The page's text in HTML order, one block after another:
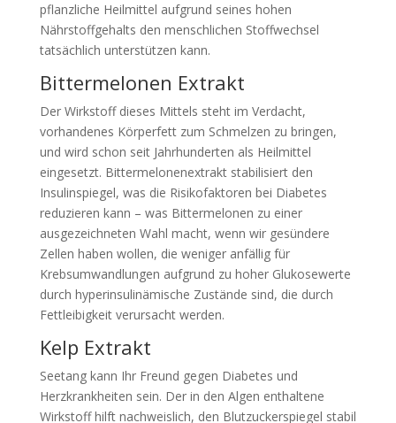
pflanzliche Heilmittel aufgrund seines hohen
Nährstoffgehalts den menschlichen Stoffwechsel
tatsächlich unterstützen kann.
Bittermelonen Extrakt
Der Wirkstoff dieses Mittels steht im Verdacht,
vorhandenes Körperfett zum Schmelzen zu bringen,
und wird schon seit Jahrhunderten als Heilmittel
eingesetzt. Bittermelonenextrakt stabilisiert den
Insulinspiegel, was die Risikofaktoren bei Diabetes
reduzieren kann – was Bittermelonen zu einer
ausgezeichneten Wahl macht, wenn wir gesündere
Zellen haben wollen, die weniger anfällig für
Krebsumwandlungen aufgrund zu hoher Glukosewerte
durch hyperinsulinämische Zustände sind, die durch
Fettleibigkeit verursacht werden.
Kelp Extrakt
Seetang kann Ihr Freund gegen Diabetes und
Herzkrankheiten sein. Der in den Algen enthaltene
Wirkstoff hilft nachweislich, den Blutzuckerspiegel stabil